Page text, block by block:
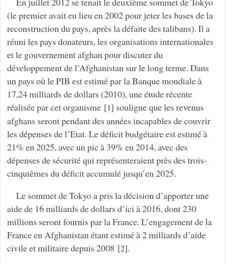
(le premier avait eu lieu en 2002 pour jeter les bases de la
reconstruction du pays, après la défaite des talibans). Il a
réuni les pays donateurs, les organisations internationales
et le gouvernement afghan pour discuter du
développement de l’Afghanistan sur le long terme. Dans
un pays où le PIB est estimé par la Banque mondiale à
17,24 milliards de dollars (2010), une étude récente
réalisée par cet organisme[1] souligne que les revenus
afghans seront pendant des années incapables de couvrir
les dépenses de l’Etat. Le déficit budgétaire est estimé à
21% en 2025, avec un pic à 39% en 2014, avec des
dépenses de sécurité qui représenteraient près des trois-
cinquièmes du déficit accumulé jusqu’en 2025.
Le sommet de Tokyo a pris la décision d’apporter une
aide de 16 milliards de dollars d’ici à 2016, dont 230
millions seront fournis par la France. L’engagement de la
France en Afghanistan étant estimé à 2 milliards d’aide
civile et militaire depuis 2008 [2].